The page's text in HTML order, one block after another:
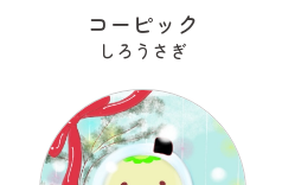
コーピック
しろうさぎ